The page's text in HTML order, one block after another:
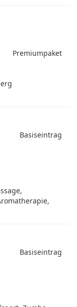
Premiumpaket
Basiseintrag
Basiseintrag